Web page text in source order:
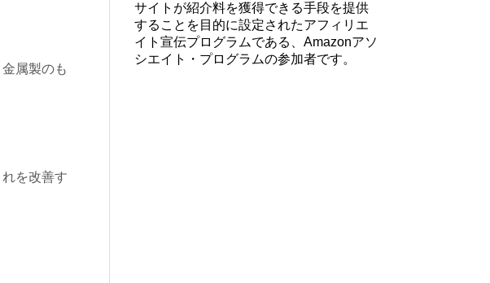
属製のも
を改善す
サイトが紹介料を獲得できる手段を提供
することを目的に設定されたアフィリエ
イト宣伝プログラムである、Amazonアソ
シエイト・プログラムの参加者です。